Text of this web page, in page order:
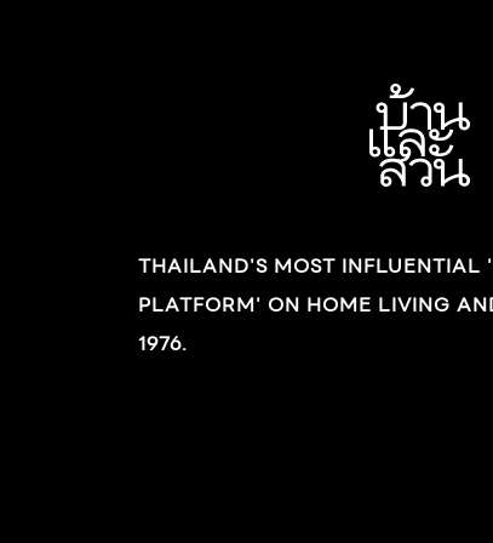
THAILAND'S MOST INFLUENTIAL
PLATFORM' ON HOME LIVING
1976.